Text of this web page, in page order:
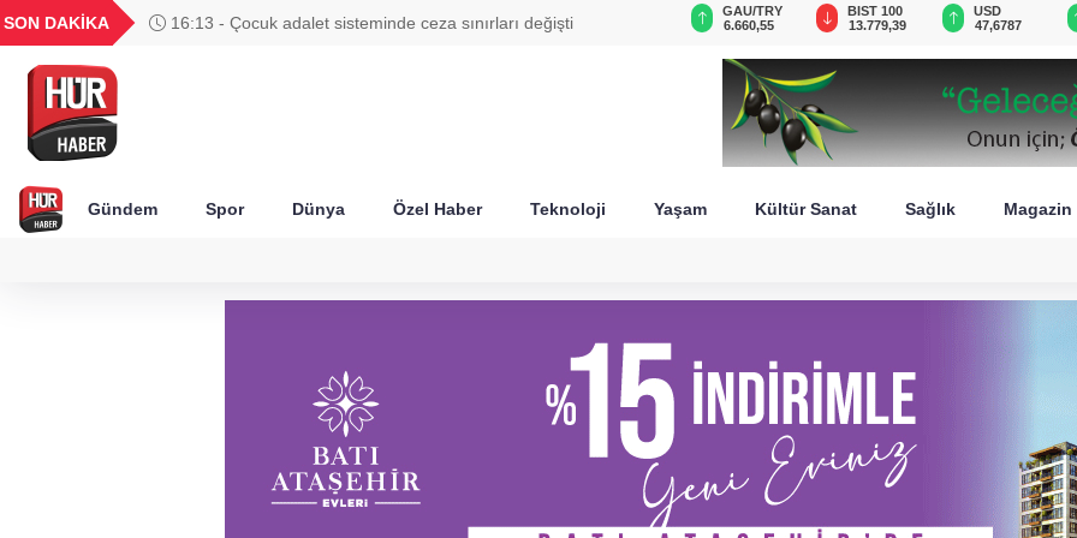
SON DAKİKA 16:13 - Çocuk adalet sisteminde ceza sınırları değişti
UYU
1,1849
18,2677
16,3788
27,9743
GAU/TRY
6.660,55
BIST 100
13.779,39
USD
47,6787
Gündem Spor Dünya Özel Haber Teknoloji Yaşam Kültür Sanat Sağlık Magazin